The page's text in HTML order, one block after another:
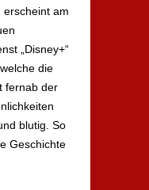
erscheint am
„Disney+“
die
fernab der
blutig. So
Geschichte